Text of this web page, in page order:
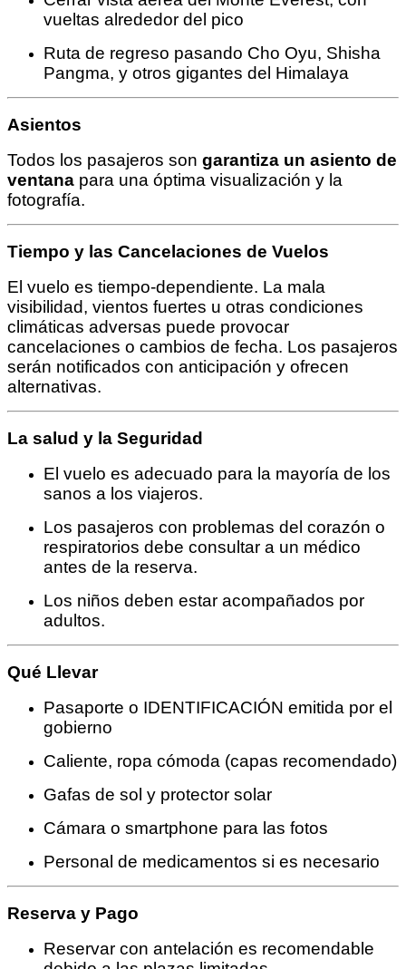
vueltas alrededor del pico
Ruta de regreso pasando Cho Oyu, Shisha
Pangma, y otros gigantes del Himalaya
Asientos
Todos los pasajeros son garantiza un asiento de
ventana para una óptima visualización y la
fotografía.
Tiempo y las Cancelaciones de Vuelos
El vuelo es tiempo-dependiente. La mala
visibilidad, vientos fuertes u otras condiciones
climáticas adversas puede provocar
cancelaciones o cambios de fecha. Los pasajeros
serán notificados con anticipación y ofrecen
alternativas.
La salud y la Seguridad
El vuelo es adecuado para la mayoría de los
sanos a los viajeros.
Los pasajeros con problemas del corazón o
respiratorios debe consultar a un médico
antes de la reserva.
Los niños deben estar acompañados por
adultos.
Qué Llevar
Pasaporte o IDENTIFICACIÓN emitida por el
gobierno
Caliente, ropa cómoda (capas recomendado)
Gafas de sol y protector solar
Cámara o smartphone para las fotos
Personal de medicamentos si es necesario
Reserva y Pago
Reservar con antelación es recomendable